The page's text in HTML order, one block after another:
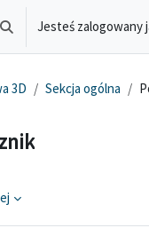
Przełącznik wyszukiwarki
Jesteś zalogowany
3D Sekcja ogólna